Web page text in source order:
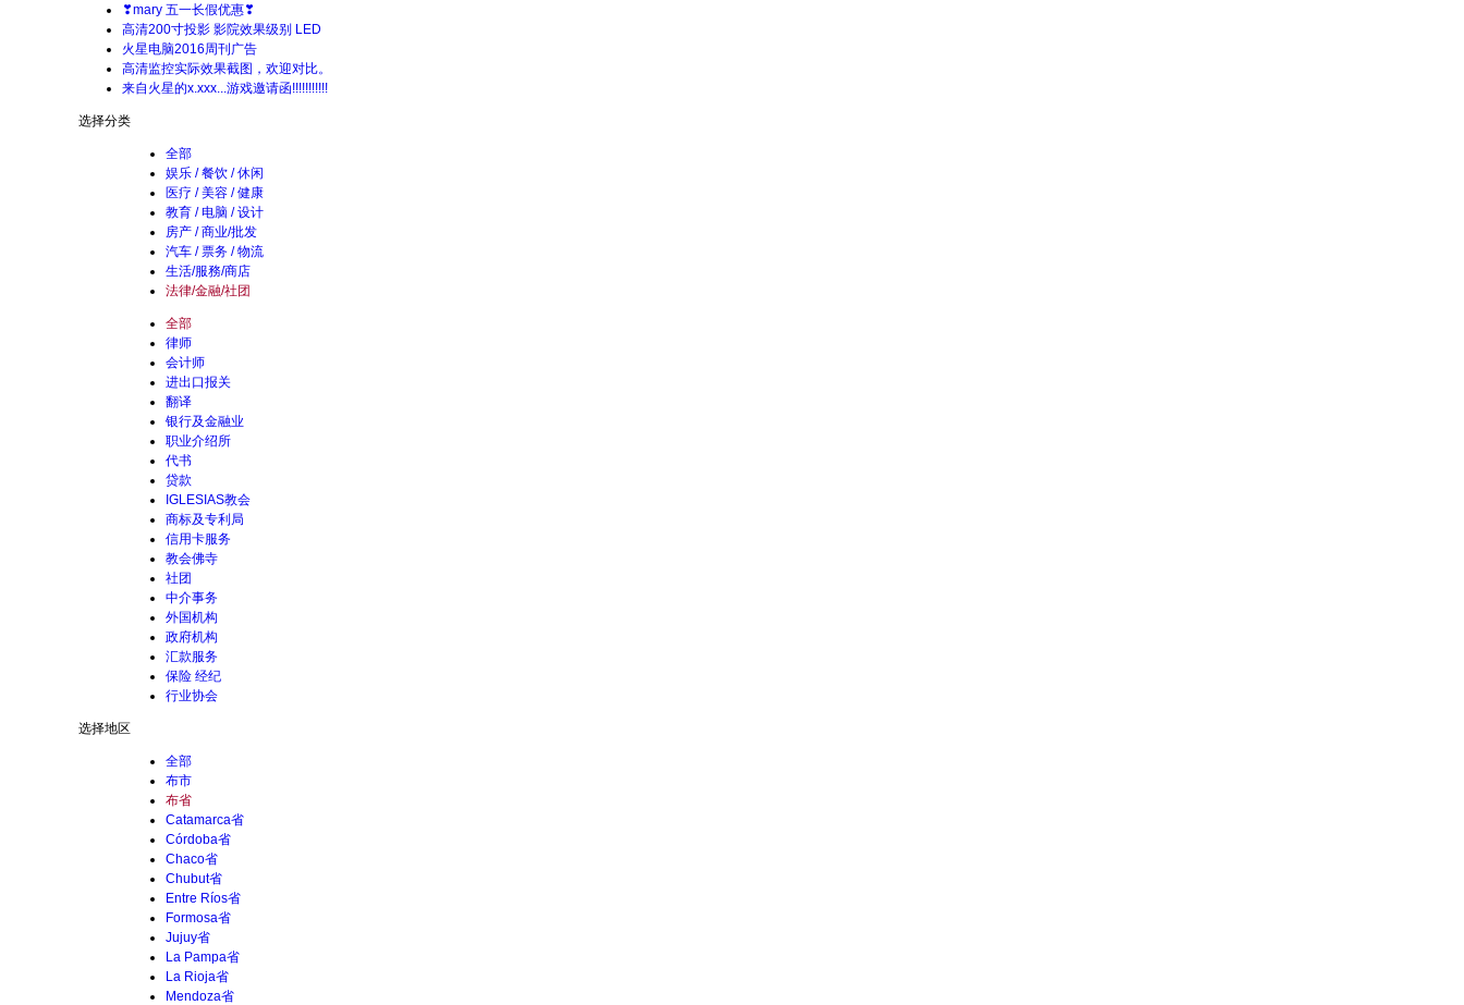
❣mary 五一长假优惠❣
高清200寸投影 影院效果级别 LED
火星电脑2016周刊广告
高清监控实际效果截图，欢迎对比。
来自火星的x.xxx...游戏邀请函!!!!!!!!!!!
选择分类
全部
娱乐 / 餐饮 / 休闲
医疗 / 美容 / 健康
教育 / 电脑 / 设计
房产 / 商业/批发
汽车 / 票务 / 物流
生活/服務/商店
法律/金融/社团
全部
律师
会计师
进出口报关
翻译
银行及金融业
职业介绍所
代书
贷款
IGLESIAS教会
商标及专利局
信用卡服务
教会佛寺
社团
中介事务
外国机构
政府机构
汇款服务
保险 经纪
行业协会
选择地区
全部
布市
布省
Catamarca省
Córdoba省
Chaco省
Chubut省
Entre Ríos省
Formosa省
Jujuy省
La Pampa省
La Rioja省
Mendoza省